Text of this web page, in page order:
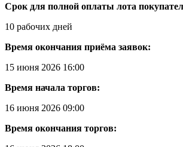
Срок для полной оплаты лота
10 рабочих дней
Время окончания приёма заявок:
15 июня 2026 16:00
Время начала торгов:
16 июня 2026 09:00
Время окончания торгов: